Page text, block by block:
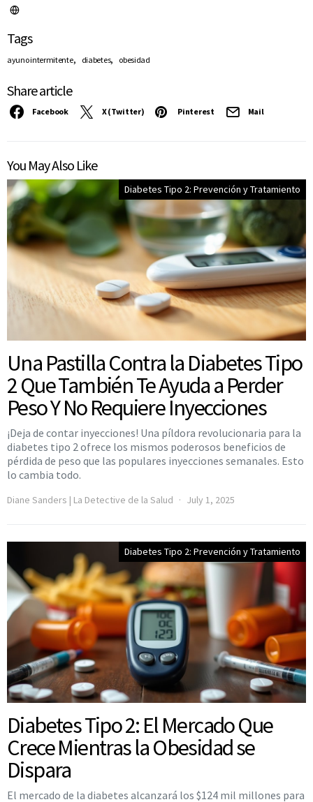
Tags
ayuno intermitente, diabetes, obesidad
Share article
Facebook X (Twitter) Pinterest Mail
You May Also Like
Diabetes Tipo 2: Prevención y Tratamiento
Una Pastilla Contra la Diabetes Tipo
2 Que También Te Ayuda a Perder
Peso Y No Requiere Inyecciones
¡Deja de contar inyecciones! Una píldora revolucionaria para la
diabetes tipo 2 ofrece los mismos poderosos beneficios de
pérdida de peso que las populares inyecciones semanales. Esto
lo cambia todo.
Diane Sanders | La Detective de la Salud July 1, 2025
Diabetes Tipo 2: Prevención y Tratamiento
Diabetes Tipo 2: El Mercado Que
Crece Mientras la Obesidad se
Dispara
El mercado de la diabetes alcanzará los $124 mil millones para